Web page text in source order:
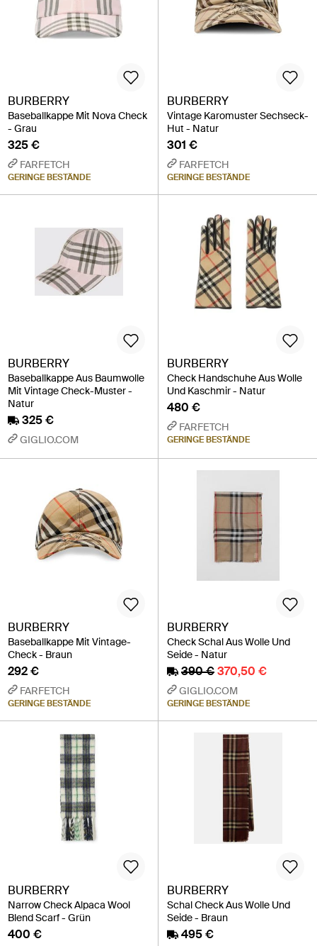
BURBERRY
Baseballkappe Mit Nova Check
- Grau
325 €
FARFETCH
GERINGE BESTÄNDE
BURBERRY
Vintage Karomuster Sechseck-
Hut - Natur
301 €
FARFETCH
GERINGE BESTÄNDE
BURBERRY
Baseballkappe Aus Baumwolle
Mit Vintage Check-Muster -
Natur
325 €
GIGLIO.COM
BURBERRY
Check Handschuhe Aus Wolle
Und Kaschmir - Natur
480 €
FARFETCH
GERINGE BESTÄNDE
BURBERRY
Baseballkappe Mit Vintage-
Check - Braun
292 €
FARFETCH
GERINGE BESTÄNDE
BURBERRY
Check Schal Aus Wolle Und
Seide - Natur
390 €370,50 €
GIGLIO.COM
GERINGE BESTÄNDE
BURBERRY
Narrow Check Alpaca Wool
Blend Scarf - Grün
400 €
BURBERRY
Schal Check Aus Wolle Und
Seide - Braun
495 €